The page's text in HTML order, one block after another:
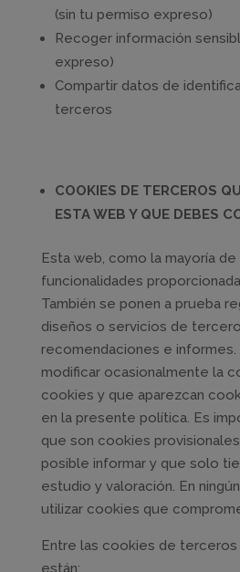
(sin tu permiso expreso)
Recoger información
expreso)
Compartir datos de
terceros
COOKIES DE TERCEROS
ESTA WEB Y QUE DEBES
Esta web, como la mayoría
funcionalidades
También se ponen a prueba
diseños o servicios de
recomendaciones e
modificar ocasionalmente la
cookies y que aparezcan
en la presente política. Es
que son cookies
posible informar y que solo
estudio y valoración. En
utilizar cookies que
Entre las cookies de
están: